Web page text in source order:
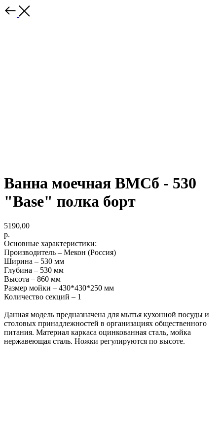
Ванна моечная ВМСб - 530
"Base" полка борт
5190,00
р.
Основные характеристики:
Производитель – Мекон (Россия)
Ширина – 530 мм
Глубина – 530 мм
Высота – 860 мм
Размер мойки – 430*430*250 мм
Количество секций – 1
Данная модель предназначена для мытья кухонной посуды и
столовых принадлежностей в организациях общественного
питания. Материал каркаса оцинкованная сталь, мойка
нержавеющая сталь. Ножки регулируются по высоте.